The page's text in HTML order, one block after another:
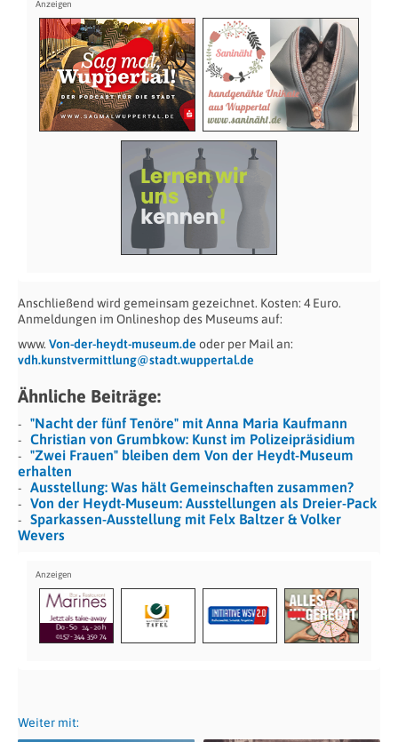
Anschließend wird gemeinsam gezeichnet. Kosten: 4 Euro.
Anmeldungen im Onlineshop des Museums auf:
www. Von-der-heydt-museum.de oder per Mail an:
vdh.kunstvermittlung@stadt.wuppertal.de
Ähnliche Beiträge:
"Nacht der fünf Tenöre" mit Anna Maria Kaufmann
Christian von Grumbkow: Kunst im Polizeipräsidium
"Zwei Frauen" bleiben dem Von der Heydt-Museum
erhalten
Ausstellung: Was hält Gemeinschaften zusammen?
Von der Heydt-Museum: Ausstellungen als Dreier-Pack
Sparkassen-Ausstellung mit Felx Baltzer & Volker
Wevers
Weiter mit: